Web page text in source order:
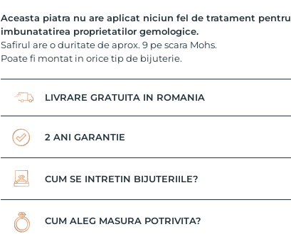
Aceasta piatra nu are aplicat niciun fel de tratament pentru
imbunatatirea proprietatilor gemologice.
Safirul are o duritate de aprox. 9 pe scara Mohs.
Poate fi montat in orice tip de bijuterie.
LIVRARE GRATUITA IN ROMANIA
2 ANI GARANTIE
CUM SE INTRETIN BIJUTERIILE?
CUM ALEG MASURA POTRIVITA?